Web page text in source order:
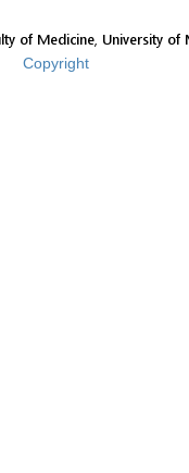
Copyright